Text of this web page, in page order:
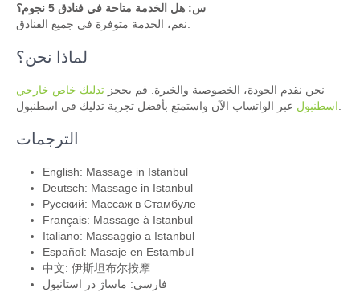
س: هل الخدمة متاحة في فنادق 5 نجوم؟
لماذا نحن؟
نحن نقدم الجودة، الخصوصية والخبرة. قم بحجز تدليك خاص خارجي
اسطنبول
الترجمات
English: Massage in Istanbul
Deutsch: Massage in Istanbul
Русский: Массаж в Стамбуле
Français: Massage à Istanbul
Italiano: Massaggio a Istanbul
Español: Masaje en Estambul
中文: 伊斯坦布尔按摩
فارسی: ماساژ در استانبول